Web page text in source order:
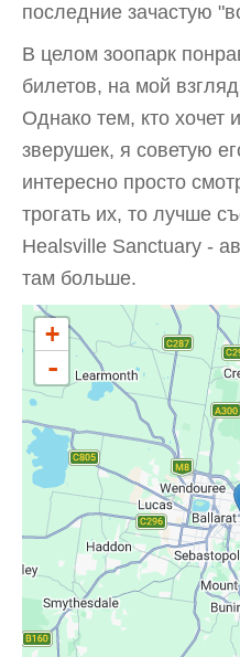
последние зачастую
В целом зоопарк
билетов, на мой
Однако тем, кто хочет
зверушек, я советую
интересно просто
трогать их, то лучше
Healsville Sanctuary -
там больше.
+
-